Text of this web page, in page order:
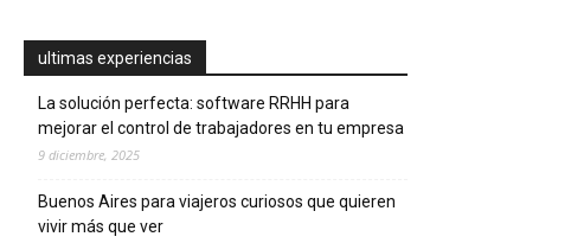
ultimas experiencias
La solución perfecta: software RRHH para
mejorar el control de trabajadores en tu empresa
9 diciembre, 2025
Buenos Aires para viajeros curiosos que quieren
vivir más que ver